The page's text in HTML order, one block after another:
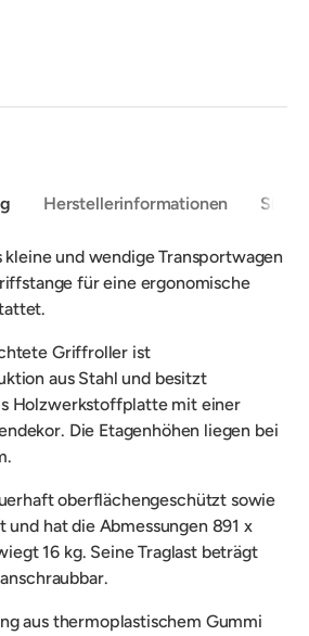
Herstellerinformationen
kleine und wendige Transportwagen
für eine ergonomische
Griffroller ist
aus Stahl und besitzt
Holzwerkstoffplatte mit einer
Die Etagenhöhen liegen bei
oberflächengeschützt sowie
und hat die Abmessungen 891 x
16 kg. Seine Traglast beträgt
aus thermoplastischem Gummi